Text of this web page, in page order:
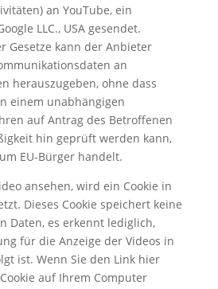
an YouTube, ein
LLC., USA gesendet.
Gesetze kann der Anbieter
an
herauszugeben, ohne dass
einem unabhängigen
auf Antrag des Betroffenen
hin geprüft werden kann,
EU-Bürger handelt.
ansehen, wird ein Cookie in
Dieses Cookie speichert keine
Daten, es erkennt lediglich,
für die Anzeige der Videos in
ist. Wenn Sie den Link hier
auf Ihrem Computer